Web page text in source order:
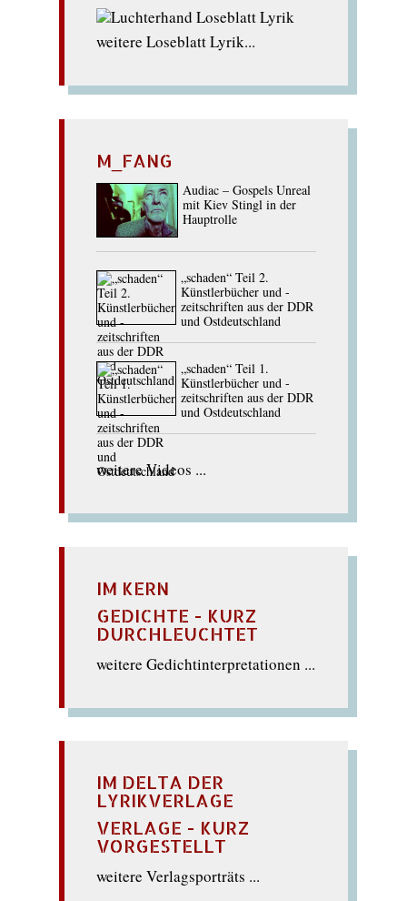
weitere Loseblatt Lyrik...
M_FANG
Audiac – Gospels Unreal
mit Kiev Stingl in der
Hauptrolle
„schaden“ Teil 2.
Künstlerbücher und -
zeitschriften aus der DDR
und Ostdeutschland
„schaden“ Teil 1.
Künstlerbücher und -
zeitschriften aus der DDR
und Ostdeutschland
weitere Videos ...
IM KERN
GEDICHTE - KURZ
DURCHLEUCHTET
weitere Gedichtinterpretationen ...
IM DELTA DER
LYRIKVERLAGE
VERLAGE - KURZ
VORGESTELLT
weitere Verlagsporträts ...